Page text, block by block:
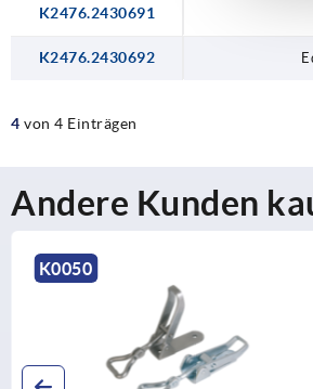
K2476.2430691
K2476.2430692
4 von 4 Einträgen
Andere Kunden
K0050